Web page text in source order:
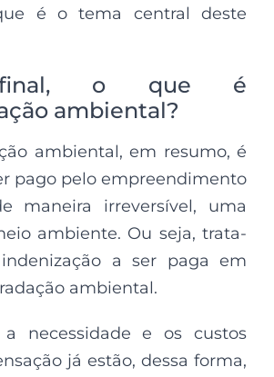
é o tema central deste
o que é
ambiental?
ambiental, em resumo, é
pago pelo empreendimento
maneira irreversível, uma
ambiente. Ou seja, trata-
a ser paga em
ambiental.
a necessidade e os custos
já estão, dessa forma,